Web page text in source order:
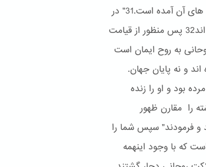
این انتظار دارند که قیامت ناگهان واقع شود، هم اکنون نشانه های آن آمده است.31" در
احادیث نیز بطور اخص یوم قیامت را یوم ظهور قائم دانسته اند32 پس منظور از قیامت
به روح ایمان است
و نه پایان جهان.
بود و او را زنده
را مقارن ظهور
به ایشان34 بیان داشته اند و فرمودند" سپس شما را
که با وجود اینهمه